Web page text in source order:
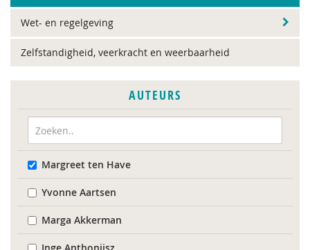
Wet- en regelgeving
Zelfstandigheid, veerkracht en weerbaarheid
AUTEURS
Margreet ten Have
Yvonne Aartsen
Marga Akkerman